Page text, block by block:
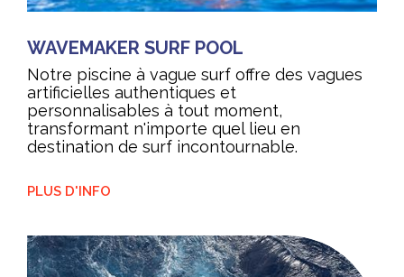
WAVEMAKER SURF POOL
Notre piscine à vague surf offre des vagues
artificielles authentiques et
personnalisables à tout moment,
transformant n'importe quel lieu en
destination de surf incontournable.
PLUS D'INFO